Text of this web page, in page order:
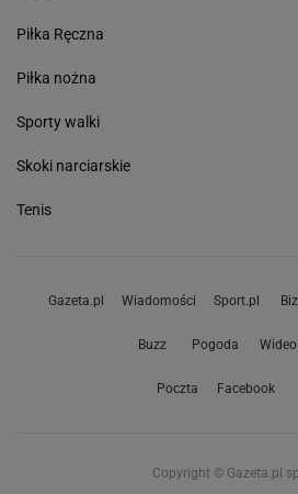
Piłka Ręczna
Piłka nożna
Sporty walki
Skoki narciarskie
Tenis
Gazeta.pl Wiadomości Sport.pl
Buzz Pogoda Wideo
Poczta Facebook
Copyright © Gazeta.pl